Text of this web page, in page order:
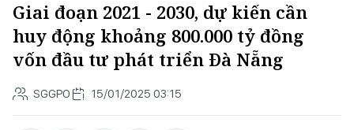
Giai đoạn 2021 - 2030, dự kiến cần
huy động khoảng 800.000 tỷ đồng
vốn đầu tư phát triển Đà Nẵng
SGGPO 15/01/2025 03:15